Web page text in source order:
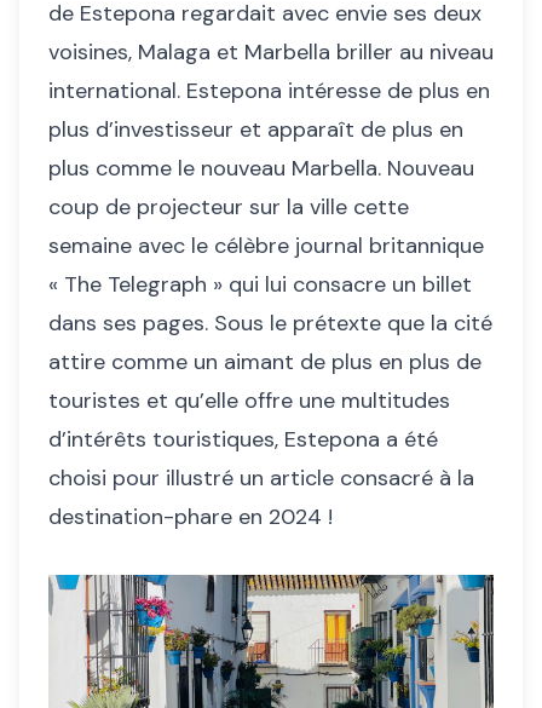
de Estepona regardait avec envie ses deux
voisines, Malaga et Marbella briller au niveau
international. Estepona intéresse de plus en
plus d’investisseur et apparaît de plus en
plus comme le nouveau Marbella. Nouveau
coup de projecteur sur la ville cette
semaine avec le célèbre journal britannique
« The Telegraph » qui lui consacre un billet
dans ses pages. Sous le prétexte que la cité
attire comme un aimant de plus en plus de
touristes et qu’elle offre une multitudes
d’intérêts touristiques, Estepona a été
choisi pour illustré un article consacré à la
destination-phare en 2024 !